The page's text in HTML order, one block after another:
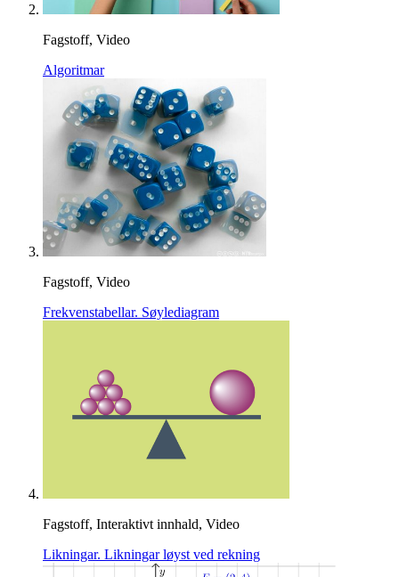
Fagstoff, Video
Algoritmar
Fagstoff, Video
Frekvenstabellar. Søylediagram
Fagstoff, Interaktivt innhald, Video
Likningar. Likningar løyst ved rekning